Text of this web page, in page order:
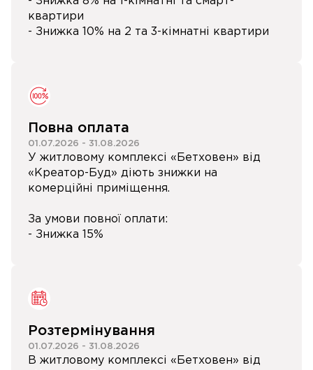
квартири
- Знижка 10% на 2 та 3-кімнатні квартири
Повна оплата
01.07.2026 - 31.08.2026
У житловому комплексі «Бетховен» від
«Креатор-Буд» діють знижки на
комерційні приміщення.
За умови повної оплати:
- Знижка 15%
Розтермінування
01.07.2026 - 31.08.2026
В житловому комплексі «Бетховен» від